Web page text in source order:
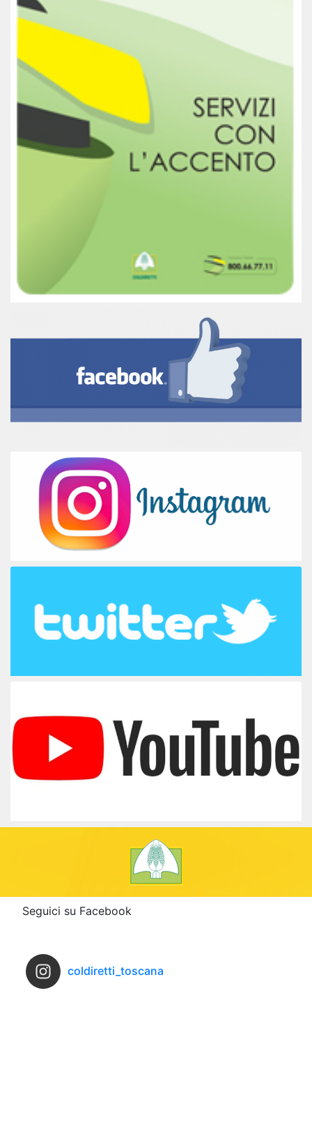
Seguici su Facebook
coldiretti_toscana